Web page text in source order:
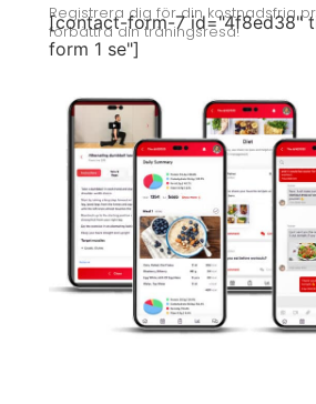
Registrera dig för din kostnadsfria
förbättra din träningsresa!
[contact-form-7 id="4f8ed38"
form 1 se"]